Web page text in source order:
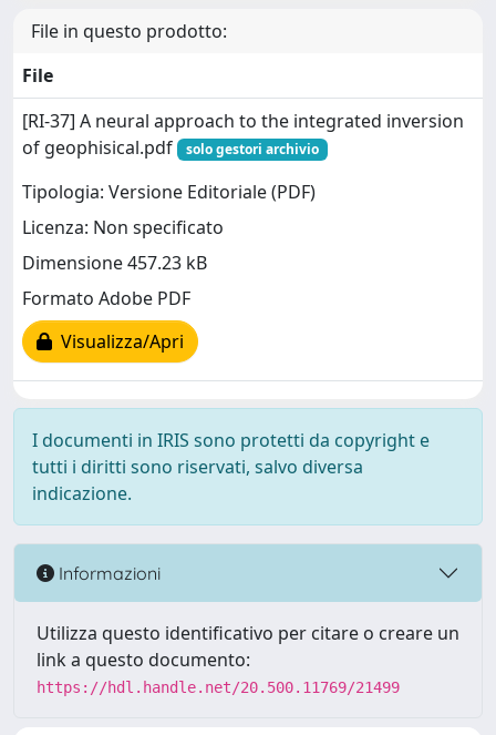
File in questo prodotto:
File
[RI-37] A neural approach to the integrated inversion
of geophisical.pdf
solo gestori archivio
Tipologia: Versione Editoriale (PDF)
Licenza: Non specificato
Dimensione 457.23 kB
Formato Adobe PDF
Visualizza/Apri
I documenti in IRIS sono protetti da copyright e
tutti i diritti sono riservati, salvo diversa
indicazione.
Informazioni
Utilizza questo identificativo per citare o creare un
link a questo documento:
https://hdl.handle.net/20.500.11769/21499